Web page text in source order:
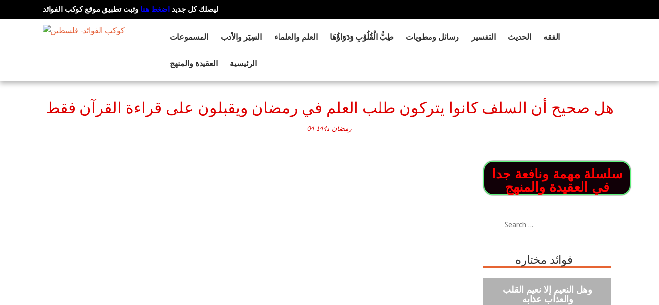
ليصلك كل جديد اضغط هنا وثبت تطبيق موقع كوكب الفوائد
المسموعات السِيَر والأدب العلم والعلماء طِبُّ الْقُلُوْبِ وَدَوَاؤُهَا رسائل ومطويات التفسير الحديث الفقه
العقيدة والمنهج الرئيسية
هل صحيح أن السلف كانوا يتركون طلب العلم في رمضان ويقبلون على قراءة القرآن فقط
04 رمضان 1441
سلسلة مهمة ونافعة جدا
في العقيدة والمنهج
Search
for:
فوائد مختاره
وهل النعيم إلا نعيم القلب
والعذاب عذابه